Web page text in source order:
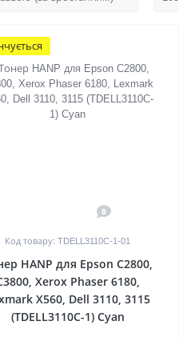
0
Код товару: TDELL3110C-1-01
HANP для Epson C2800,
Xerox Phaser 6180,
X560, Dell 3110, 3115
(TDELL3110C-1) Cyan